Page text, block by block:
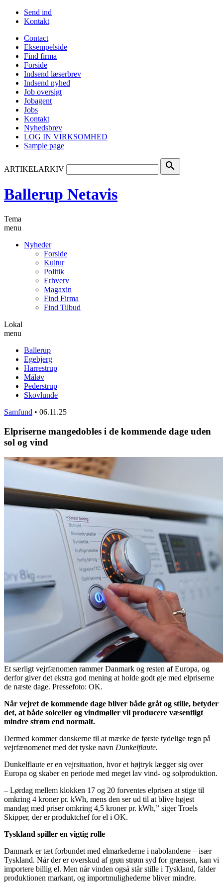
Send ind
Kontakt
Contact
Eksempelside
Find firma
Forside
Indsend læserbrev
Indsend nyhed
Job oversigt
Jobagent
Jobs
Kontakt
Nyhedsbrev
LOG IN VIRKSOMHED
Sample page
ARTIKELARKIV search
Ballerup Netavis
Tema
menu
Nyheder
Forside
Kultur
Politik
Erhverv
Magaxin
Find Firma
Find Tilbud
Lokal
menu
Ballerup
Egebjerg
Harrestrup
Måløv
Pederstrup
Skovlunde
Samfund • 06.11.25
Elpriserne mangedobles i de kommende dage uden
sol og vind
Et særligt vejrfænomen rammer Danmark og resten af Europa, og
derfor giver det ekstra god mening at holde godt øje med elpriserne
de næste dage. Pressefoto: OK.
Når vejret de kommende dage bliver både gråt og stille, betyder
det, at både solceller og vindmøller vil producere væsentligt
mindre strøm end normalt.
Dermed kommer danskerne til at mærke de første tydelige tegn på
vejrfænomenet med det tyske navn Dunkelflaute.
Dunkelflaute er en vejrsituation, hvor et højtryk lægger sig over
Europa og skaber en periode med meget lav vind- og solproduktion.
– Lørdag mellem klokken 17 og 20 forventes elprisen at stige til
omkring 4 kroner pr. kWh, mens den ser ud til at blive højest
mandag med priser omkring 4,5 kroner pr. kWh,” siger Troels
Skipper, der er produktchef for el i OK.
Tyskland spiller en vigtig rolle
Danmark er tæt forbundet med elmarkederne i nabolandene – især
Tyskland. Når der er overskud af grøn strøm syd for grænsen, kan vi
importere billig el. Men når vinden også står stille i Tyskland, falder
produktionen markant, og importmulighederne bliver mindre.